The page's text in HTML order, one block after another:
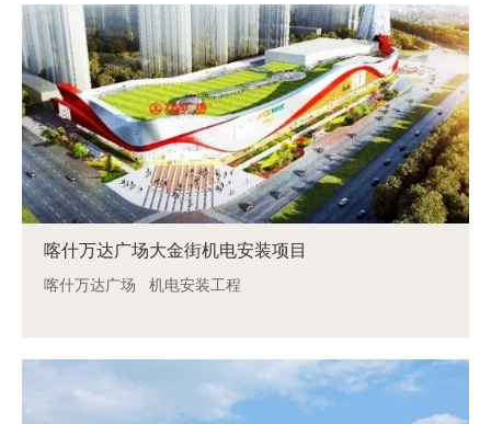
喀什万达广场大金街机电安装项目
喀什万达广场 机电安装工程